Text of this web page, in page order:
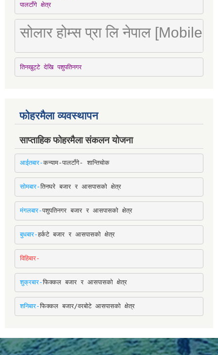
पालटाँगे क्षेत्र
सोलार होम्स प्रा लि नेपाल [Mobile
तिनखुट्टे देखि पशुपतिनगर
फोहरमैला व्यवस्थापन
साप्ताहिक फोहरमैला संकलन योजना
आईतबार-कन्याम-पालटाँगे- शान्तिचोक
सोमबार-तिनघरे बजार र आसपासको क्षेत्र
मंगलबार-पशुपतिनगर बजार र आसपासको क्षेत्र
बुधबार-हर्कटे बजार र आसपासको क्षेत्र
विहिबार-
शुक्रबार-फिक्कल बजार र आसपासको क्षेत्र
शनिबार-फिक्कल बजार/वरबोटे आसपासको क्षेत्र